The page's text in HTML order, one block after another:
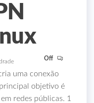
Off
uma conexão
objetivo é
redes públicas. 1